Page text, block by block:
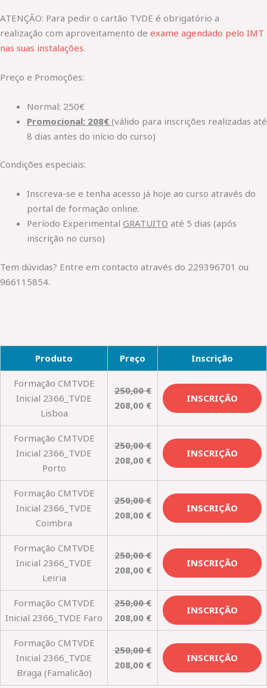
ATENÇÃO: Para pedir o cartão TVDE é obrigatório a
realização com aproveitamento de exame agendado pelo IMT
nas suas instalações.
Preço e Promoções:
Normal: 250€
Promocional: 208€ (válido para inscrições realizadas até
8 dias antes do início do curso)
Condições especiais:
Inscreva-se e tenha acesso já hoje ao curso através do
portal de formação online.
Período Experimental GRATUITO até 5 dias (após
inscrição no curso)
Tem dúvidas? Entre em contacto através do 229396701 ou
966115854.
Produto Preço Inscrição
Formação CMTVDE
Inicial 2366_TVDE
Lisboa
250,00€
208,00 €
INSCRIÇÃO
Formação CMTVDE
Inicial 2366_TVDE
Porto
250,00€
208,00 €
INSCRIÇÃO
Formação CMTVDE
Inicial 2366_TVDE
Coimbra
250,00€
208,00 €
INSCRIÇÃO
Formação CMTVDE
Inicial 2366_TVDE
Leiria
250,00€
208,00 €
INSCRIÇÃO
Formação CMTVDE
Inicial 2366_TVDE Faro
250,00€
208,00 €
INSCRIÇÃO
Formação CMTVDE
Inicial 2366_TVDE
Braga (Famalicão)
250,00€
208,00 €
INSCRIÇÃO